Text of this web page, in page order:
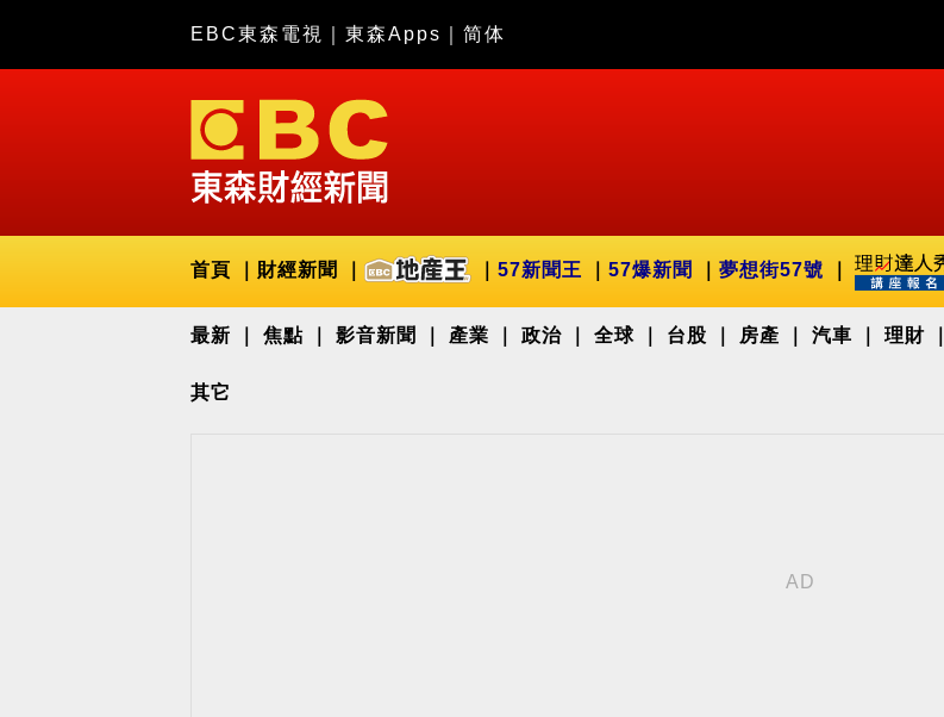
EBC東森電視 東森Apps 简体
首頁 財經新聞 57新聞王 57爆新聞 夢想街57號
最新 焦點 影音新聞 產業 政治 全球 台股 房產 汽車 理財
其它